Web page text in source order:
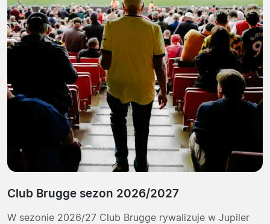
Club Brugge sezon 2026/2027
W sezonie 2026/27 Club Brugge rywalizuje w Jupiler